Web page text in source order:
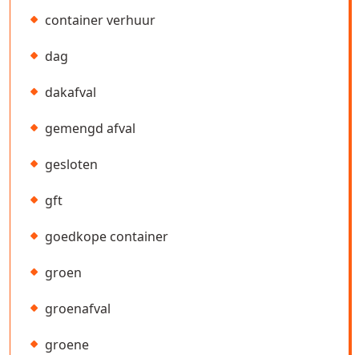
container verhuur
dag
dakafval
gemengd afval
gesloten
gft
goedkope container
groen
groenafval
groene